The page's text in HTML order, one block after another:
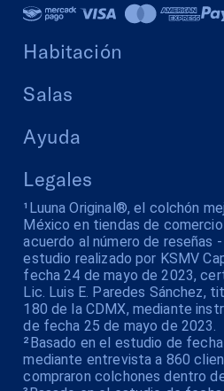
Habitación
Salas
Ayuda
Legales
¹Luuna Original®, el colchón
México en tiendas de
acuerdo al número de reseñas
estudio realizado por KSMV
fecha 24 de mayo de 2023,
Lic. Luis E. Paredes Sánchez,
180 de la CDMX, mediante
de fecha 25 de mayo de 2023.
²Basado en el estudio de
mediante entrevista a 860
compraron colchones dentro